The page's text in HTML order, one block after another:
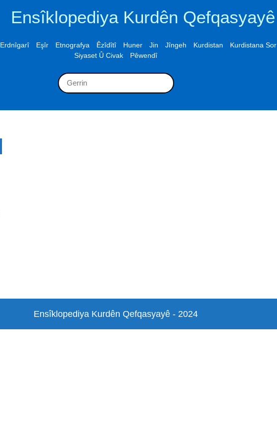
Ensîklopediya Kurdên Qefqasyayê
Erdnîgarî Eşîr Etnografya Êzîdîtî Huner Jin Jîngeh Kurdistan Kurdistana Sor
Siyaset Û Civak
Pêwendî
Ensîklopediya Kurdên Qefqasyayê - 2024